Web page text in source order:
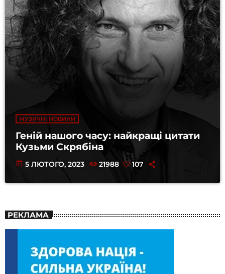
МУЗИЧНІ НОВИНИ
Геній нашого часу: найкращі цитати
Кузьми Скрябіна
today 5 ЛЮТОГО, 2023 21988 107
РЕКЛАМА